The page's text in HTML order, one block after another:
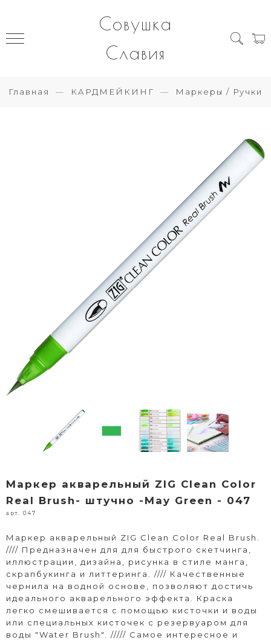
Совушка
Славия
Главная КАРДМЕЙКИНГ Маркеры / Ручки
Маркер акварельный ZIG Clean Color
Real Brush- штучно -May Green - 047
арт. 047
Маркер акварельный ZIG Clean Color Real Brush.
//// Предназначен для для быстрого скетчинга,
иллюстрации, дизайна, рисунка в стиле манга,
скрапбукинга и литтеринга. //// Качественные
чернила на водной основе, позволяют достичь
идеального акварельного эффекта. Краска
легко смешивается с помощью кисточки и воды
или специальных кисточек с резервуаром для
воды "Water Brush". ///// Самое интересное и